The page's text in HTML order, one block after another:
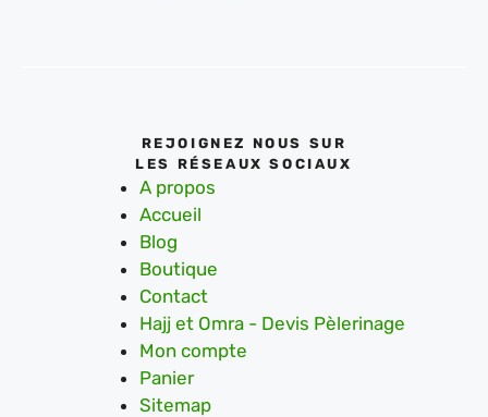
REJOIGNEZ NOUS SUR
LES RÉSEAUX SOCIAUX
A propos
Accueil
Blog
Boutique
Contact
Hajj et Omra - Devis Pèlerinage
Mon compte
Panier
Sitemap